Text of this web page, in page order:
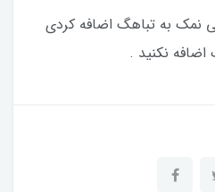
نمک به تباهگ اضافه کردی
نکنید .